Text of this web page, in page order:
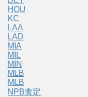
HOU
KC
LAA
LAD
MIA
MIL
MIN
MLB
MLB
NPB査定